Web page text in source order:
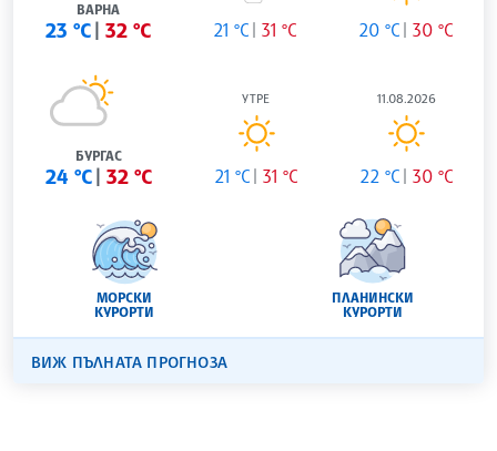
ВАРНА
23 °C 32 °C 21 °C 31 °C 20 °C 30 °C
БУРГАС
24 °C 32 °C
УТРЕ
21 °C 31 °C
11.08.2026
22 °C 30 °C
МОРСКИ
КУРОРТИ
ПЛАНИНСКИ
КУРОРТИ
ВИЖ ПЪЛНАТА ПРОГНОЗА